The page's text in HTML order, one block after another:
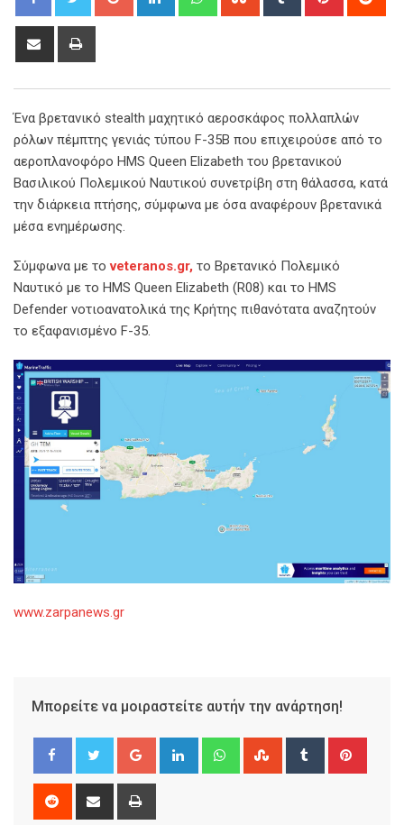
Share
Ένα βρετανικό stealth μαχητικό αεροσκάφος πολλαπλών
ρόλων πέμπτης γενιάς τύπου F-35B που επιχειρούσε από το
αεροπλανοφόρο HMS Queen Elizabeth του βρετανικού
Βασιλικού Πολεμικού Ναυτικού συνετρίβη στη θάλασσα, κατά
την διάρκεια πτήσης, σύμφωνα με όσα αναφέρουν βρετανικά
μέσα ενημέρωσης.
Σύμφωνα με το veteranos.gr, το Βρετανικό Πολεμικό
Ναυτικό με το HMS Queen Elizabeth (R08) και το HMS
Defender νοτιοανατολικά της Κρήτης πιθανότατα αναζητούν
το εξαφανισμένο F-35.
www.zarpanews.gr
Μπορείτε να μοιραστείτε αυτήν την ανάρτηση!
Google+ LinkedIn WhatsappStumbleUpon
Tumblr
Reddit
Share